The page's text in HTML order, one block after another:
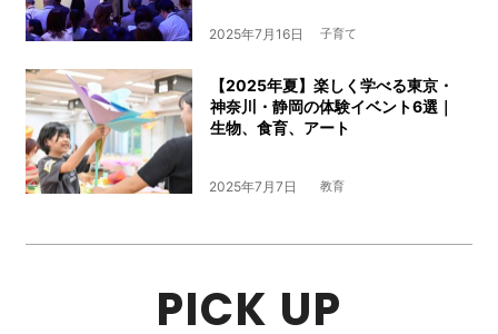
2025年7月16日 子育て
【2025年夏】楽しく学べる東京・
神奈川・静岡の体験イベント6選｜
生物、食育、アート
2025年7月7日 教育
PICK UP